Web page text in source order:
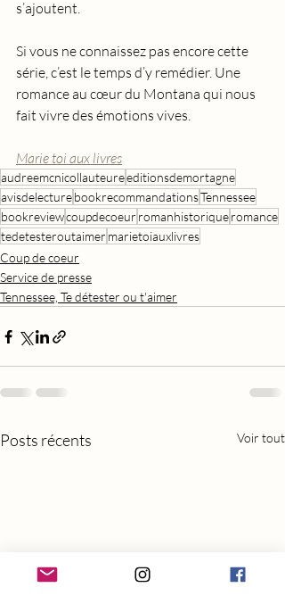
s’ajoutent.
Si vous ne connaissez pas encore cette
série, c’est le temps d’y remédier. Une
romance au cœur du Montana qui nous
fait vivre des émotions vives.
Marie toi aux livres
audreemcnicollauteureeditionsdemortagne
avisdelecturebookrecommandationsTennessee
bookreviewcoupdecoeur romanhistoriqueromance
tedetesteroutaimer marietoiauxlivres
Coup de coeur
Service de presse
Tennessee, Te détester ou t'aimer
Posts récents Voir tout